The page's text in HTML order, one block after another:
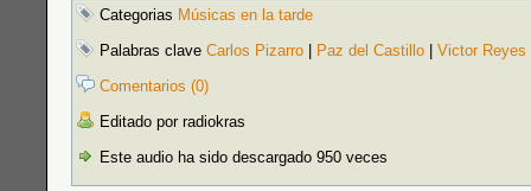
Categorias Músicas en la tarde
Palabras clave Carlos Pizarro Paz del Castillo
Victor Reyes
Comentarios (0)
Editado por radiokras
Este audio ha sido descargado 950 veces